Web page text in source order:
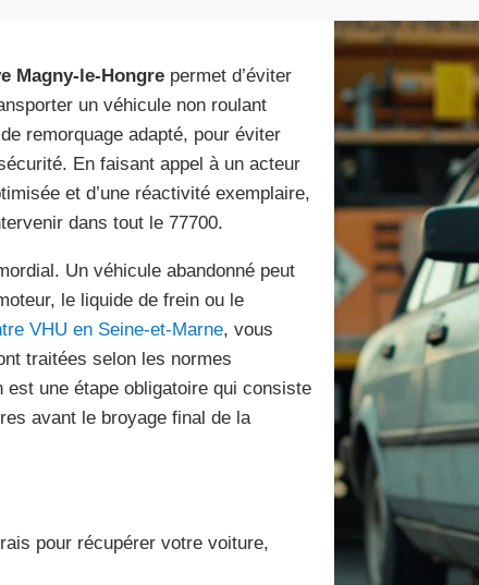
Magny-le-Hongre permet d’éviter
un véhicule non roulant
remorquage adapté, pour éviter
En faisant appel à un acteur
et d’une réactivité exemplaire,
dans tout le 77700.
Un véhicule abandonné peut
le liquide de frein ou le
VHU en Seine-et-Marne, vous
traitées selon les normes
une étape obligatoire qui consiste
avant le broyage final de la
pour récupérer votre voiture,